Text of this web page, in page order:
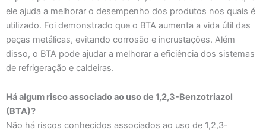
ele ajuda a melhorar o desempenho dos produtos nos quais é
utilizado. Foi demonstrado que o BTA aumenta a vida útil das
peças metálicas, evitando corrosão e incrustações. Além
disso, o BTA pode ajudar a melhorar a eficiência dos sistemas
de refrigeração e caldeiras.
Há algum risco associado ao uso de 1,2,3-Benzotriazol
(BTA)?
Não há riscos conhecidos associados ao uso de 1,2,3-